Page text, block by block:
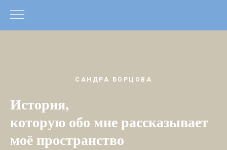
САНДРА БОРЦОВА
История,
которую обо мне рассказывает
моё пространство